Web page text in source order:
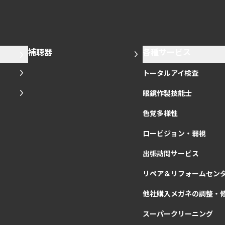
補聴器
トータルアイ検査
眼鏡作製技能士
色覚多様性
ロービジョン・弱視
出張訪問サービス
リペア＆リフォームセン
他社購入メガネの調整・
スーパークリーニング